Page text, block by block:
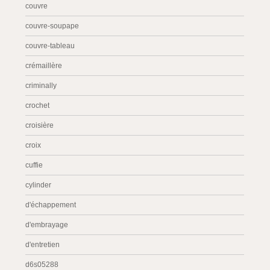
couvre
couvre-soupape
couvre-tableau
crémaillère
criminally
crochet
croisière
croix
cuffie
cylinder
d'échappement
d'embrayage
d'entretien
d6s05288